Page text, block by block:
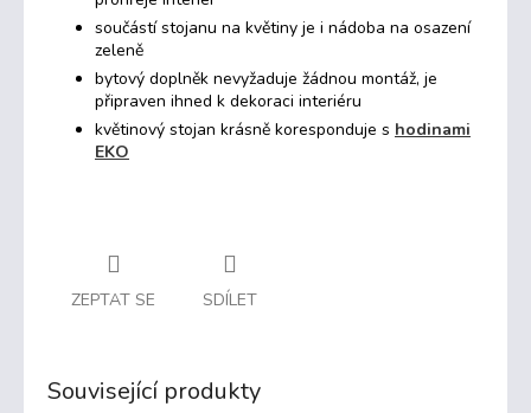
součástí stojanu na květiny je i nádoba na osazení
zeleně
bytový doplněk nevyžaduje žádnou montáž, je
připraven ihned k dekoraci interiéru
květinový stojan krásně koresponduje s hodinami
EKO
ZEPTAT SE SDÍLET
Související produkty